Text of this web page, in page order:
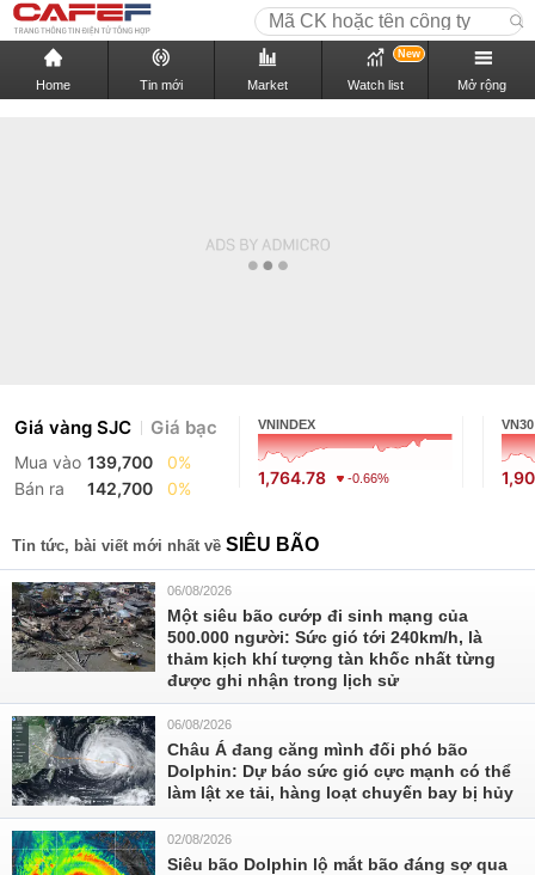
Home Tin mới Market Watch list
New
Mở rộng
Giá vàng SJC Giá bạc
Mua vào 139,700
0%
Bán ra
142,700 0%
VNINDEX
1,764.78 -0.66%
VN30
Tin tức, bài viết mới nhất về SIÊU BÃO
06/08/2026
Một siêu bão cướp đi sinh mạng của
500.000 người: Sức gió tới 240km/h, là
thảm kịch khí tượng tàn khốc nhất từng
được ghi nhận trong lịch sử
06/08/2026
Châu Á đang căng mình đối phó bão
Dolphin: Dự báo sức gió cực mạnh có thể
làm lật xe tải, hàng loạt chuyến bay bị hủy
02/08/2026
Siêu bão Dolphin lộ mắt bão đáng sợ qua